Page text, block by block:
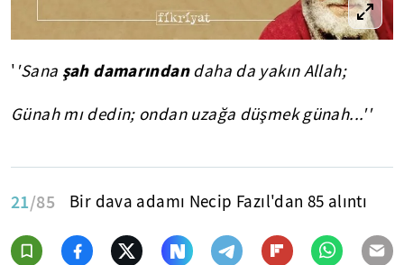
' 'Sana şah damarındandaha da yakın Allah;
Günah mı dedin; ondan uzağa düşmek günah...''
21/85 Bir dava adamı Necip Fazıl'dan 85 alıntı